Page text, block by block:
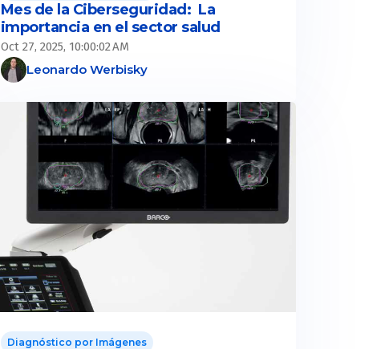
Mes de la Ciberseguridad: La
importancia en el sector salud
Oct 27, 2025, 10:00:02 AM
Leonardo Werbisky
Diagnóstico por Imágenes